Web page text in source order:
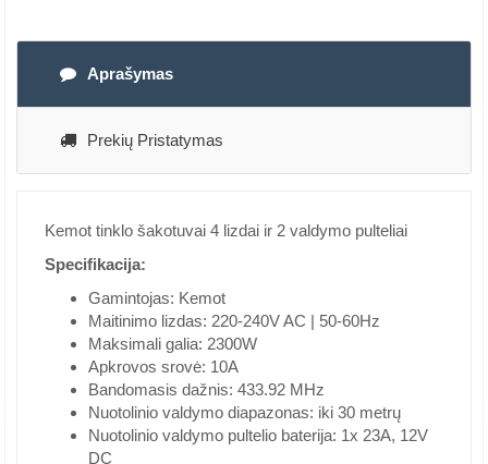
Aprašymas
Prekių Pristatymas
Kemot tinklo šakotuvai 4 lizdai ir 2 valdymo pulteliai
Specifikacija:
Gamintojas: Kemot
Maitinimo lizdas: 220-240V AC | 50-60Hz
Maksimali galia: 2300W
Apkrovos srovė: 10A
Bandomasis dažnis: 433.92 MHz
Nuotolinio valdymo diapazonas: iki 30 metrų
Nuotolinio valdymo pultelio baterija: 1x 23A, 12V
DC